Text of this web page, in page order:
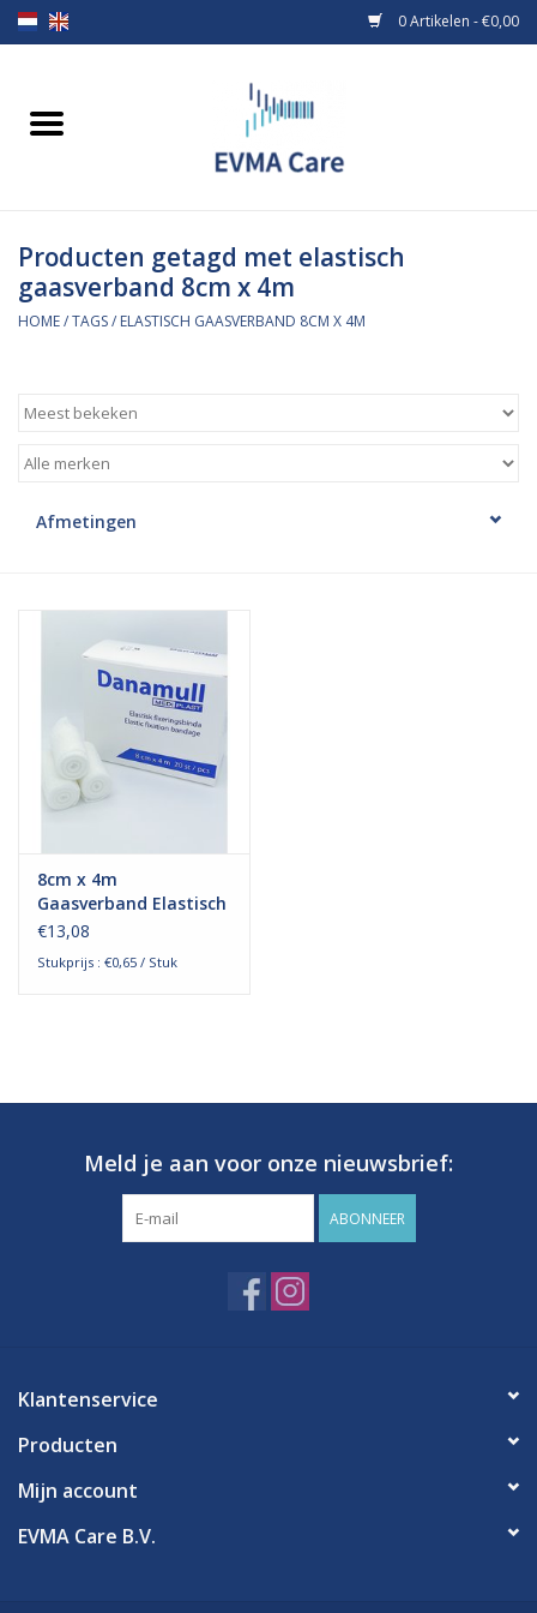
0 Artikelen - €0,00
Home
Borstvoeding
Voeding
Praktijkinrichting
Verbruiksmaterialen
Verzorging & Beauty
Merken
Waterdichte pleisters:
wanneer kies je ervoor en
welke zijn het beste?
Producten getagd met elastisch
gaasverband 8cm x 4m
HOME/TAGS/ ELASTISCH GAASVERBAND 8CM X 4M
Afmetingen
8cm x 4m
Gaasverband Elastisch
€13,08
Stukprijs : €0,65 / Stuk
Meld je aan voor onze nieuwsbrief:
ABONNEER
Klantenservice
Producten
Mijn account
EVMA Care B.V.